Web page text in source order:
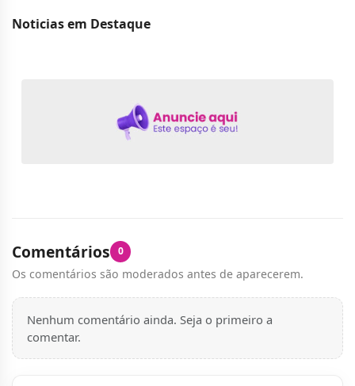
Noticias em Destaque
Comentários 0
Os comentários são moderados antes de aparecerem.
Nenhum comentário ainda. Seja o primeiro a
comentar.